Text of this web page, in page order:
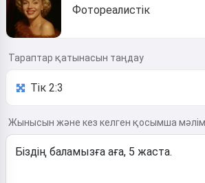
Фотореалистік
Тараптар қатынасын таңдау
Жынысын және кез келген қосымша